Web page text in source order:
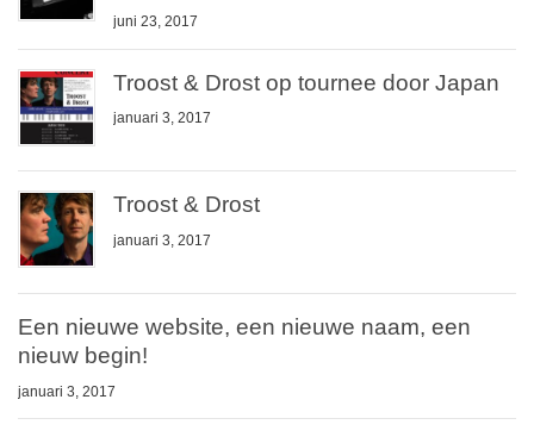
juni 23, 2017
Troost & Drost op tournee door Japan
januari 3, 2017
Troost & Drost
januari 3, 2017
Een nieuwe website, een nieuwe naam, een
nieuw begin!
januari 3, 2017